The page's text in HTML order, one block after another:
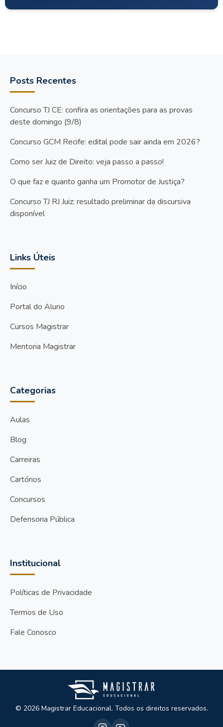
Posts Recentes
Concurso TJ CE: confira as orientações para as provas
deste domingo (9/8)
Concurso GCM Recife: edital pode sair ainda em 2026?
Como ser Juiz de Direito: veja passo a passo!
O que faz e quanto ganha um Promotor de Justiça?
Concurso TJ RJ Juiz: resultado preliminar da discursiva
disponível
Links Úteis
Início
Portal do Aluno
Cursos Magistrar
Mentoria Magistrar
Categorias
Aulas
Blog
Carreiras
Cartórios
Concursos
Defensoria Pública
Institucional
Políticas de Privacidade
Termos de Uso
Fale Conosco
© 2026 Magistrar Educacional. Todos os direitos reservados.